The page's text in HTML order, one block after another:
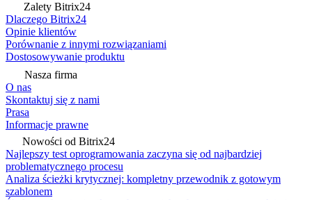
Zalety Bitrix24
Dlaczego Bitrix24
Opinie klientów
Porównanie z innymi rozwiązaniami
Dostosowywanie produktu
Nasza firma
O nas
Skontaktuj się z nami
Prasa
Informacje prawne
Nowości od Bitrix24
Najlepszy test oprogramowania zaczyna się od najbardziej
problematycznego procesu
Analiza ścieżki krytycznej: kompletny przewodnik z gotowym
szablonem